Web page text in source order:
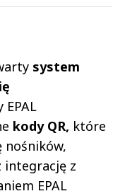
system
EPAL
kody QR, które
nośników,
integrację z
EPAL